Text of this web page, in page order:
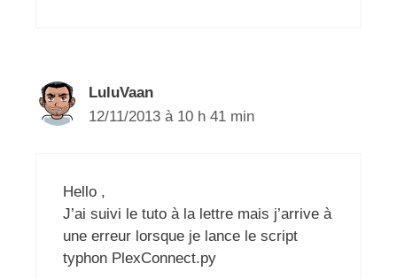
LuluVaan
12/11/2013 à 10 h 41 min
Hello ,
J’ai suivi le tuto à la lettre mais j’arrive à
une erreur lorsque je lance le script
typhon PlexConnect.py